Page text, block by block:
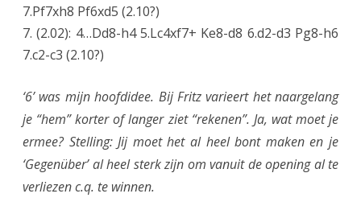
7.Pf7xh8 Pf6xd5 (2.10?)
7. (2.02): 4…Dd8-h4 5.Lc4xf7+ Ke8-d8 6.d2-d3 Pg8-h6
7.c2-c3 (2.10?)
‘6’ was mijn hoofdidee. Bij Fritz varieert het naargelang
je “hem” korter of langer ziet “rekenen”. Ja, wat moet je
ermee? Stelling: Jij moet het al heel bont maken en je
‘Gegenüber’ al heel sterk zijn om vanuit de opening al te
verliezen c.q. te winnen.